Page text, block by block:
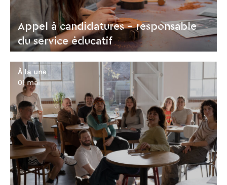
Appel à candidatures - responsable
du service éducatif
À la une
01 mai